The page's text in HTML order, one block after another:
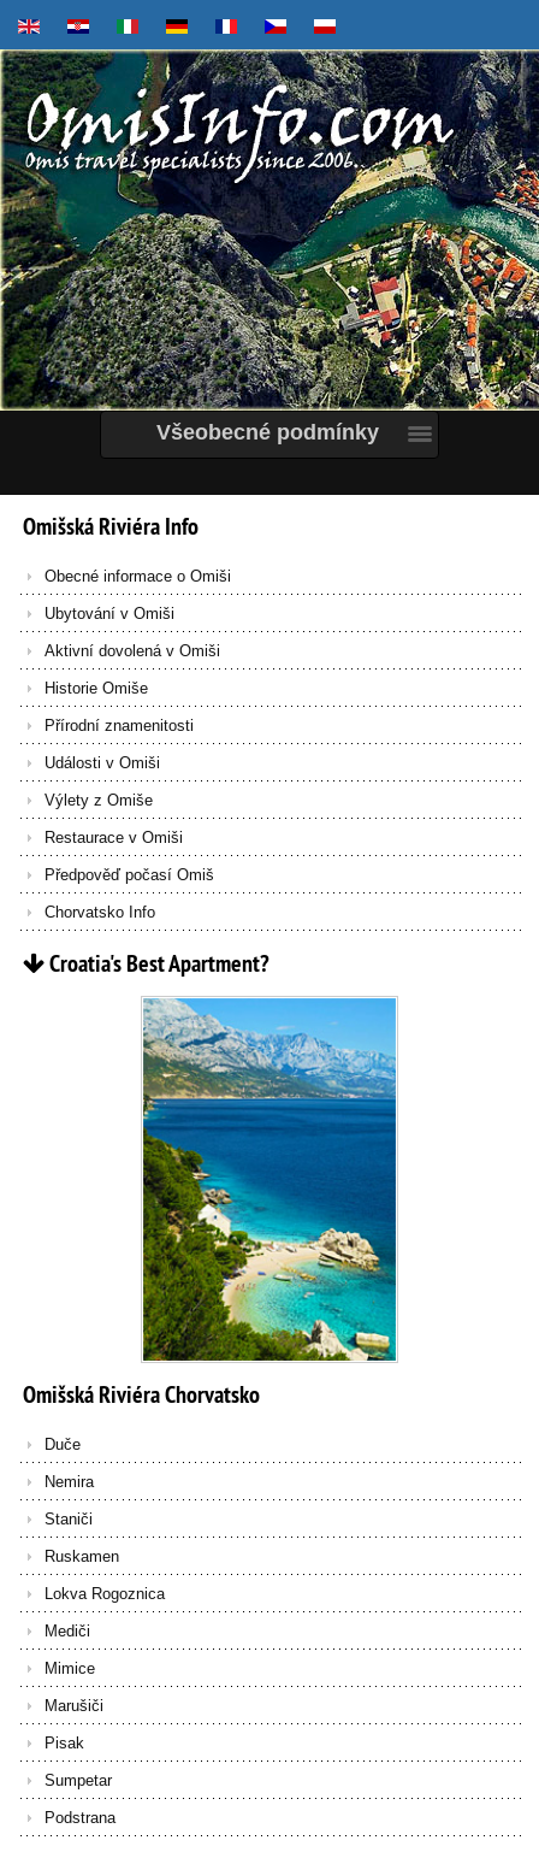
Všeobecné podmínky
OmišskáRiviéraInfo
Obecné informace o Omiši
Ubytování v Omiši
Aktivní dovolená v Omiši
Historie Omiše
Přírodní znamenitosti
Události v Omiši
Výlety z Omiše
Restaurace v Omiši
Předpověď počasí Omiš
Chorvatsko Info
Croatia'sBestApartment?
OmišskáRiviéraChorvatsko
Duče
Nemira
Staniči
Ruskamen
Lokva Rogoznica
Mediči
Mimice
Marušiči
Pisak
Sumpetar
Podstrana